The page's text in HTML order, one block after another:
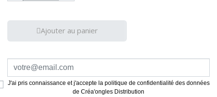
Ajouter au panier
J'ai pris connaissance et j'accepte la politique de confidentialité des données
de Créa'ongles Distribution